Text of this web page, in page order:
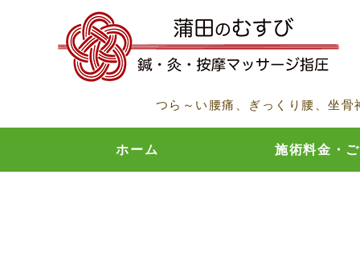
つら～い腰痛、ぎっくり腰、坐骨
ホーム 施術料金・